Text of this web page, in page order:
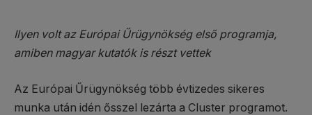
Ilyen volt az Európai Űrügynökség első programja,
amiben magyar kutatók is részt vettek
Az Európai Űrügynökség több évtizedes sikeres
munka után idén ősszel lezárta a Cluster programot.